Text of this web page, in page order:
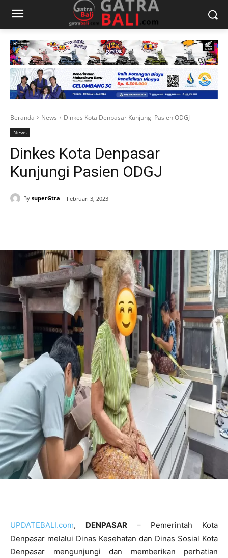
Beranda News Dinkes Kota Denpasar Kunjungi Pasien ODGJ
News
Dinkes Kota Denpasar
Kunjungi Pasien ODGJ
By superGtra Februari 3, 2023
UPDATEBALI.com, DENPASAR – Pemerintah Kota
Denpasar melalui Dinas Kesehatan dan Dinas Sosial Kota
Denpasar mengunjungi dan memberikan perhatian